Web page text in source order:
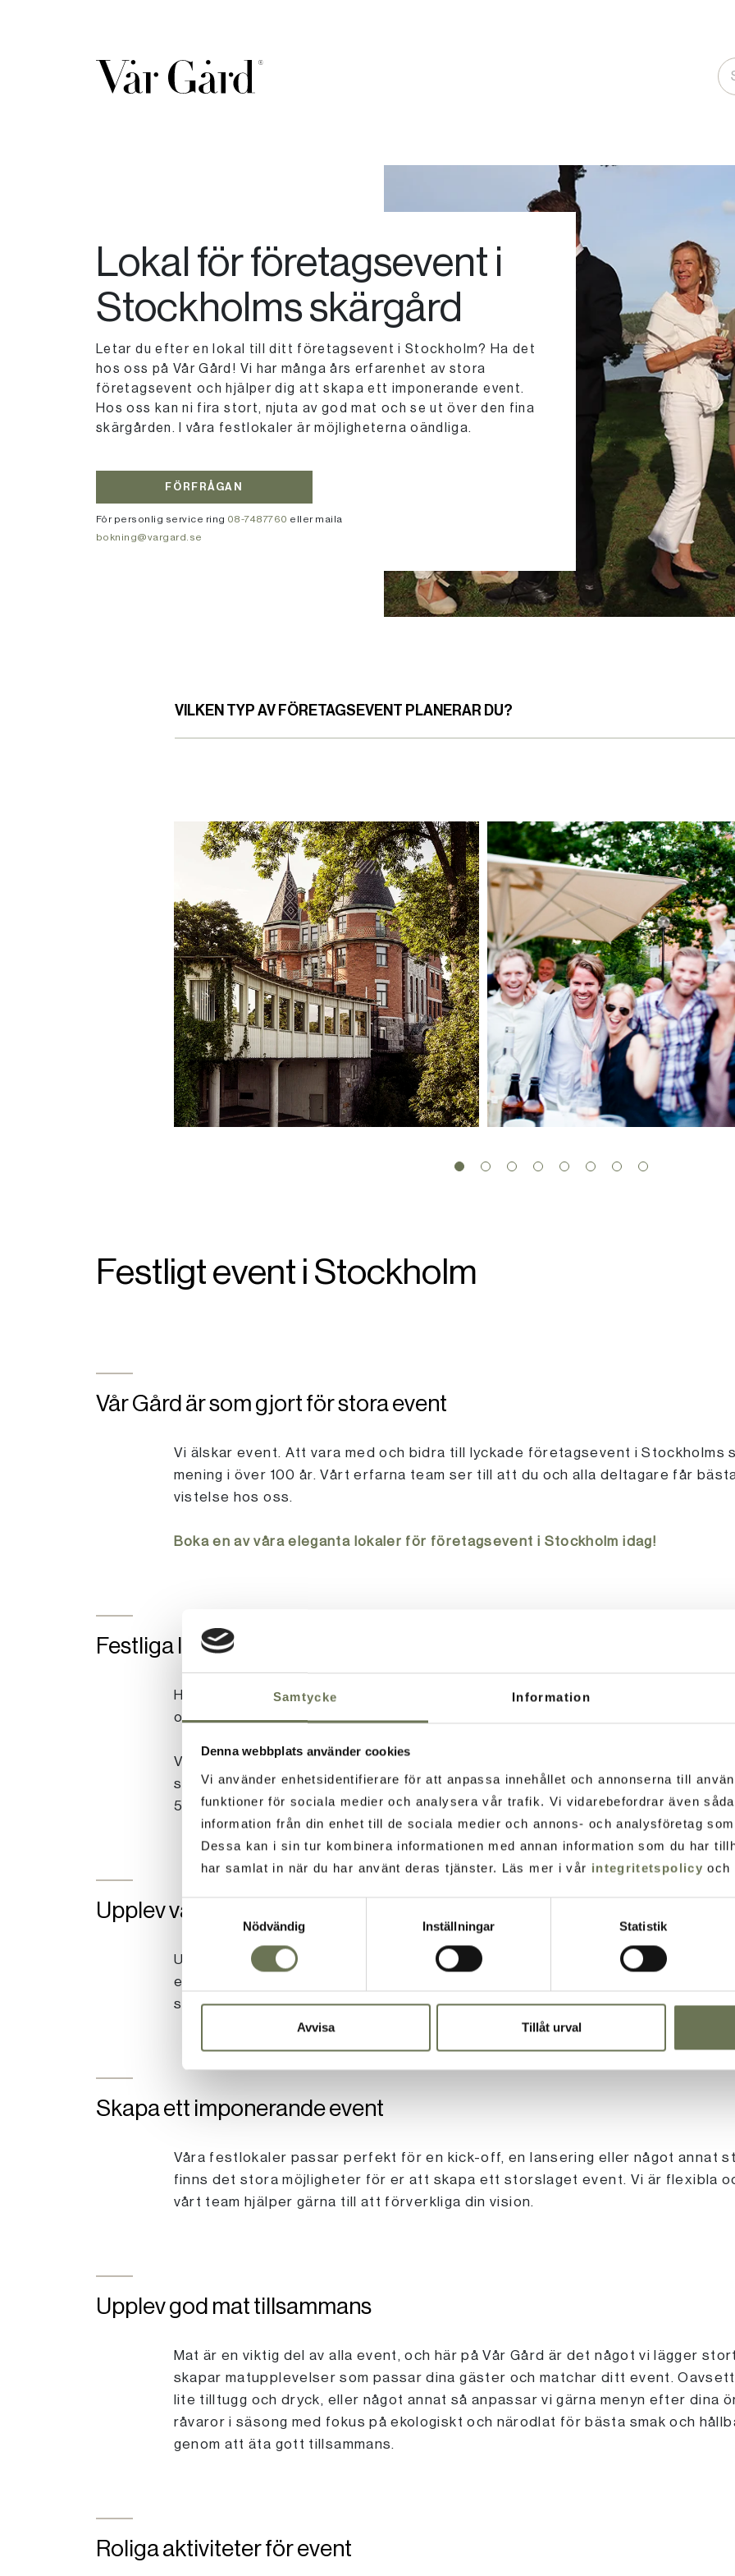
Samtycke Information
Denna webbplats använder cookies
Vi använder enhetsidentifierare för att anpassa innehållet och annonserna till
funktioner för sociala medier och analysera vår trafik. Vi vidarebefordrar även
information från din enhet till de sociala medier och annons- och analysföretag
Dessa kan i sin tur kombinera informationen med annan information som du har
har samlat in när du har använt deras tjänster. Läs mer i vår integritetspolicy och
Samtyckesval
Nödvändig
Inställningar Statistik
Avvisa Tillåt urval
Lokal för företagsevent i
Stockholms skärgård
Letar du efter en lokal till ditt företagsevent i Stockholm? Ha det
hos oss på Vår Gård! Vi har många års erfarenhet av stora
företagsevent och hjälper dig att skapa ett imponerande event.
Hos oss kan ni fira stort, njuta av god mat och se ut över den fina
skärgården. I våra festlokaler är möjligheterna oändliga.
FÖRFRÅGAN
För personlig service ring 08-7487760 eller maila
bokning@vargard.se
VILKEN TYP AV FÖRETAGSEVENT PLANERAR DU?
Festligt event i Stockholm
Vår Gård är som gjort för stora event
Vi älskar event. Att vara med och bidra till lyckade företagsevent i Stockholms
mening i över 100 år. Vårt erfarna team ser till att du och alla deltagare får
vistelse hos oss.
Boka en av våra eleganta lokaler för företagsevent i Stockholm idag!
Festliga lokaler för stora företagsevent
Här på vårt konferenshotell har vi flera lokaler och utrymmen som passar för
oss har du allt du kan behöva för ett företagsevent med mycket underhållning
Vår största lokal Isaac har plats för över 200 gäster och är lätt att inreda
stor scen, modern ljus och ljudanläggning samt storslagen utsikt över havet.
50-talsstil och har unik konst och arkitektur som ger lokalen en unik karaktär.
Upplev våra utomhusmiljöer
Upplev ett storslaget event i vacker omgivning. Ta ditt företagsevent till nästa
eventet utomhus. På Vår Gård har vi fina utomhusmiljöer där ni kan fira
skärgårdsutsikten.
Skapa ett imponerande event
Våra festlokaler passar perfekt för en kick-off, en lansering eller något annat
finns det stora möjligheter för er att skapa ett storslaget event. Vi är flexibla
vårt team hjälper gärna till att förverkliga din vision.
Upplev god mat tillsammans
Mat är en viktig del av alla event, och här på Vår Gård är det något vi lägger
skapar matupplevelser som passar dina gäster och matchar ditt event.
lite tilltugg och dryck, eller något annat så anpassar vi gärna menyn efter dina
råvaror i säsong med fokus på ekologiskt och närodlat för bästa smak och
genom att äta gott tillsammans.
Roliga aktiviteter för event